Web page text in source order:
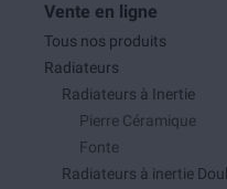
Vente en ligne
Tous nos produits
Radiateurs
Radiateurs à Inertie
Pierre Céramique
Fonte
Radiateurs à inertie